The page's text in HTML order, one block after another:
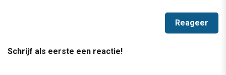
Schrijf als eerste een reactie!